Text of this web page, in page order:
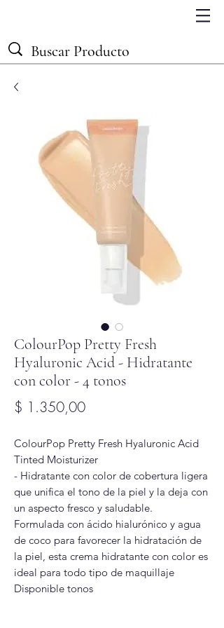
ColourPop Pretty Fresh
Hyaluronic Acid - Hidratante
con color - 4 tonos
$ 1.350,00Precio
ColourPop Pretty Fresh Hyaluronic Acid
Tinted Moisturizer
- Hidratante con color de cobertura ligera
que unifica el tono de la piel y la deja con
un aspecto fresco y saludable.
Formulada con ácido hialurónico y agua
de coco para favorecer la hidratación de
la piel, esta crema hidratante con color es
ideal para todo tipo de maquillaje
Disponible tonos